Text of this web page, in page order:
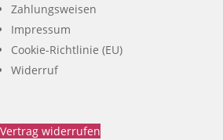
Zahlungsweisen
Impressum
Cookie-Richtlinie (EU)
Widerruf
Vertrag widerrufen